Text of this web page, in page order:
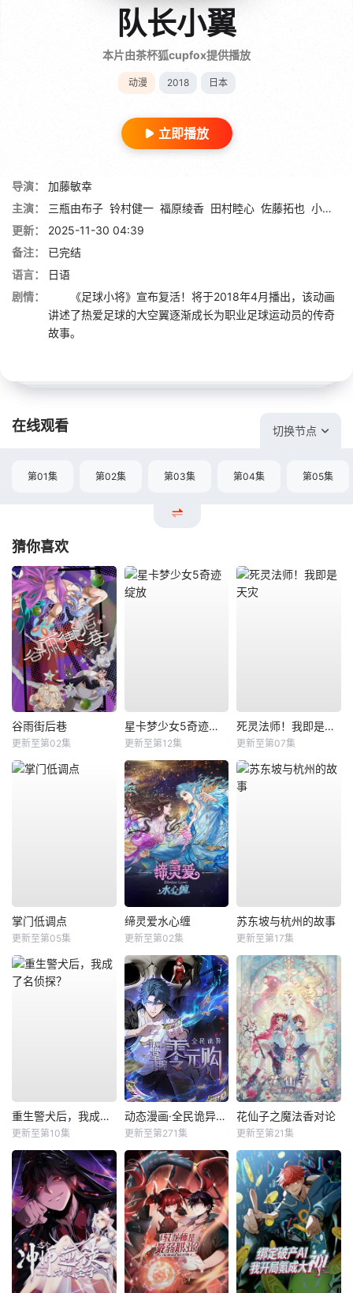
队长小翼
本片由茶杯狐cupfox提供播放
动漫 2018 日本
立即播放
导演：
加藤敏幸
主演：
三瓶由布子 铃村健一 福原绫香 田村睦心 佐藤拓也 小西克幸
更新：
2025-11-30 04:39
备注：
已完结
语言：
日语
剧情：
《足球小将》宣布复活！将于2018年4月播出，该动画
讲述了热爱足球的大空翼逐渐成长为职业足球运动员的传奇
故事。
在线观看 切换节点
第01集 第02集 第03集 第04集 第05集
猜你喜欢
谷雨街后巷
更新至第02集
星卡梦少女5奇迹绽放
更新至第12集
死灵法师！我即是天灾
更新至第07集
掌门低调点
更新至第05集
缔灵爱水心缠
更新至第02集
苏东坡与杭州的故事
更新至第17集
重生警犬后，我成了名侦探？
更新至第10集
动态漫画·全民诡异：开局掌握零元购
更新至第271集
花仙子之魔法香对论
更新至第21集